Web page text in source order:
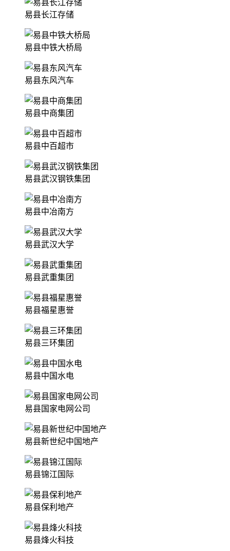
易县长江存储
易县中铁大桥局
易县东风汽车
易县中商集团
易县中百超市
易县武汉钢铁集团
易县中冶南方
易县武汉大学
易县武重集团
易县福星惠誉
易县三环集团
易县中国水电
易县国家电网公司
易县新世纪中国地产
易县锦江国际
易县保利地产
易县烽火科技